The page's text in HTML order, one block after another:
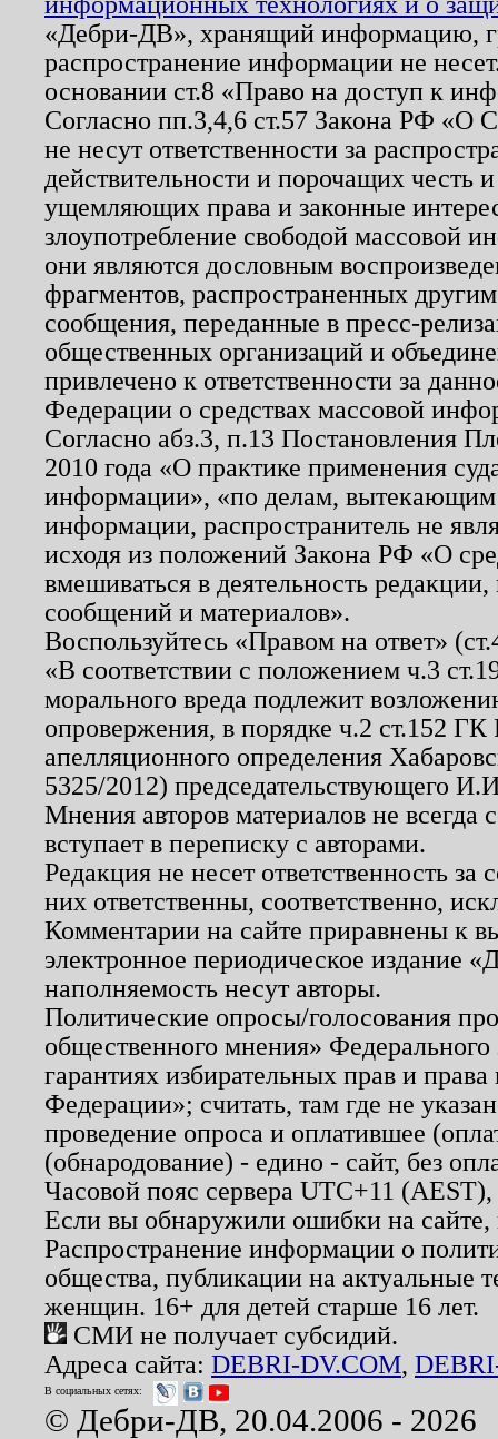
«Дебри-ДВ», хранящий информацию,
распространение информации не
основании ст.8 «Право на доступ к
Согласно пп.3,4,6 ст.57 Закона РФ «О
не несут ответственности за
действительности и порочащих честь
ущемляющих права и законные
злоупотребление свободой массовой
они являются дословным
фрагментов, распространенных
сообщения, переданные в пресс-
общественных организаций и
привлечено к ответственности за
Федерации о средствах массовой
Согласно абз.3, п.13 Постановления
2010 года «О практике применения
информации», «по делам, вытекающим
информации, распространитель не
исходя из положений Закона РФ «О
вмешиваться в деятельность
сообщений и материалов».
Воспользуйтесь «Правом на ответ»
«В соответствии с положением ч.3
морального вреда подлежит
опровержения, в порядке ч.2 ст.152
апелляционного определения
5325/2012) председательствующего
Мнения авторов материалов не
вступает в переписку с авторами.
Редакция не несет ответственность
них ответственны, соответственно,
Комментарии на сайте приравнены к
электронное периодическое издание
наполняемость несут авторы.
Политические опросы/голосования
общественного мнения»
гарантиях избирательных прав и
Федерации»; считать, там где не
проведение опроса и оплатившее
(обнародование) - едино - сайт, без
Часовой пояс сервера UTC+11
Если вы обнаружили ошибки на
Распространение информации о
общества, публикации на актуальные
женщин. 16+ для детей старше 16 лет.
СМИ не получает субсидий.
Адреса сайта: DEBRI-DV.COM,
В социальных сетях:
© Дебри-ДВ, 20.04.2006 - 2026